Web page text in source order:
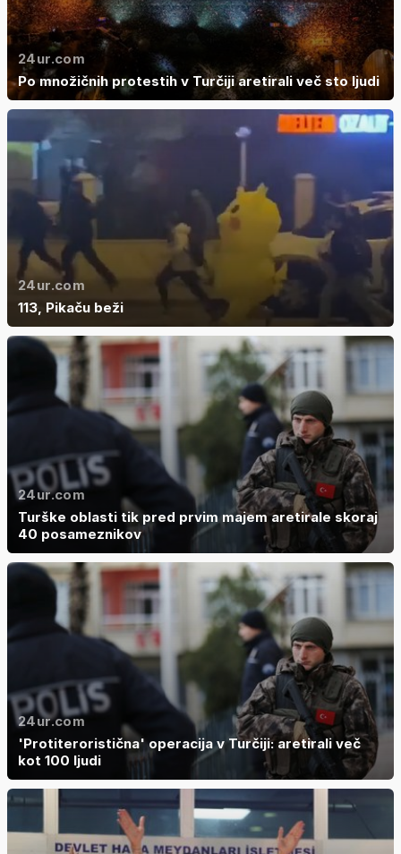
24ur.com
Po množičnih protestih v Turčiji aretirali več sto ljudi
24ur.com
113, Pikaču beži
24ur.com
Turške oblasti tik pred prvim majem aretirale skoraj
40 posameznikov
24ur.com
'Protiteroristična' operacija v Turčiji: aretirali več
kot 100 ljudi